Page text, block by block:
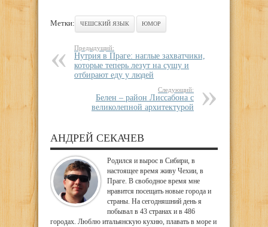
Метки: ЧЕШСКИЙ ЯЗЫК ЮМОР
Предыдущий:
Нутрия в Праге: наглые захватчики,
которые теперь лезут на сушу и
отбирают еду у людей
Следующий:
Белен – район Лиссабона с
великолепной архитектурой
АНДРЕЙ СЕКАЧЕВ
Родился и вырос в Сибири, в
настоящее время живу Чехии, в
Праге. В свободное время мне
нравится посещать новые города и
страны. На сегодняшний день я
побывал в 43 странах и в 486
городах. Люблю итальянскую кухню, плавать в море и